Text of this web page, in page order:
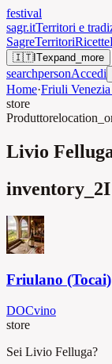
festival
sagr.itTerritori e
SagreTerritoriRicette
🇮🇹ITexpand_more
searchpersonAccedi
Home·Friuli
store
Produttore
Livio
inventory_2
Friulano (Tocai)
DOCvino
store
Sei Livio Felluga?